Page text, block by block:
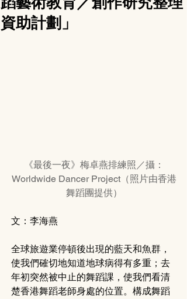
資助計劃」
《最後一夜》梅卓燕排練照／攝：
Worldwide Dancer Project（照片由香港
舞蹈團提供）
文：李海燕
全球旅遊業停頓後出現的藍天和魚群，
使我們確切地知道地球病得有多重；去
年初突然被中止的舞蹈課，使我們看清
楚香港舞蹈老師身處的位置。構成舞蹈